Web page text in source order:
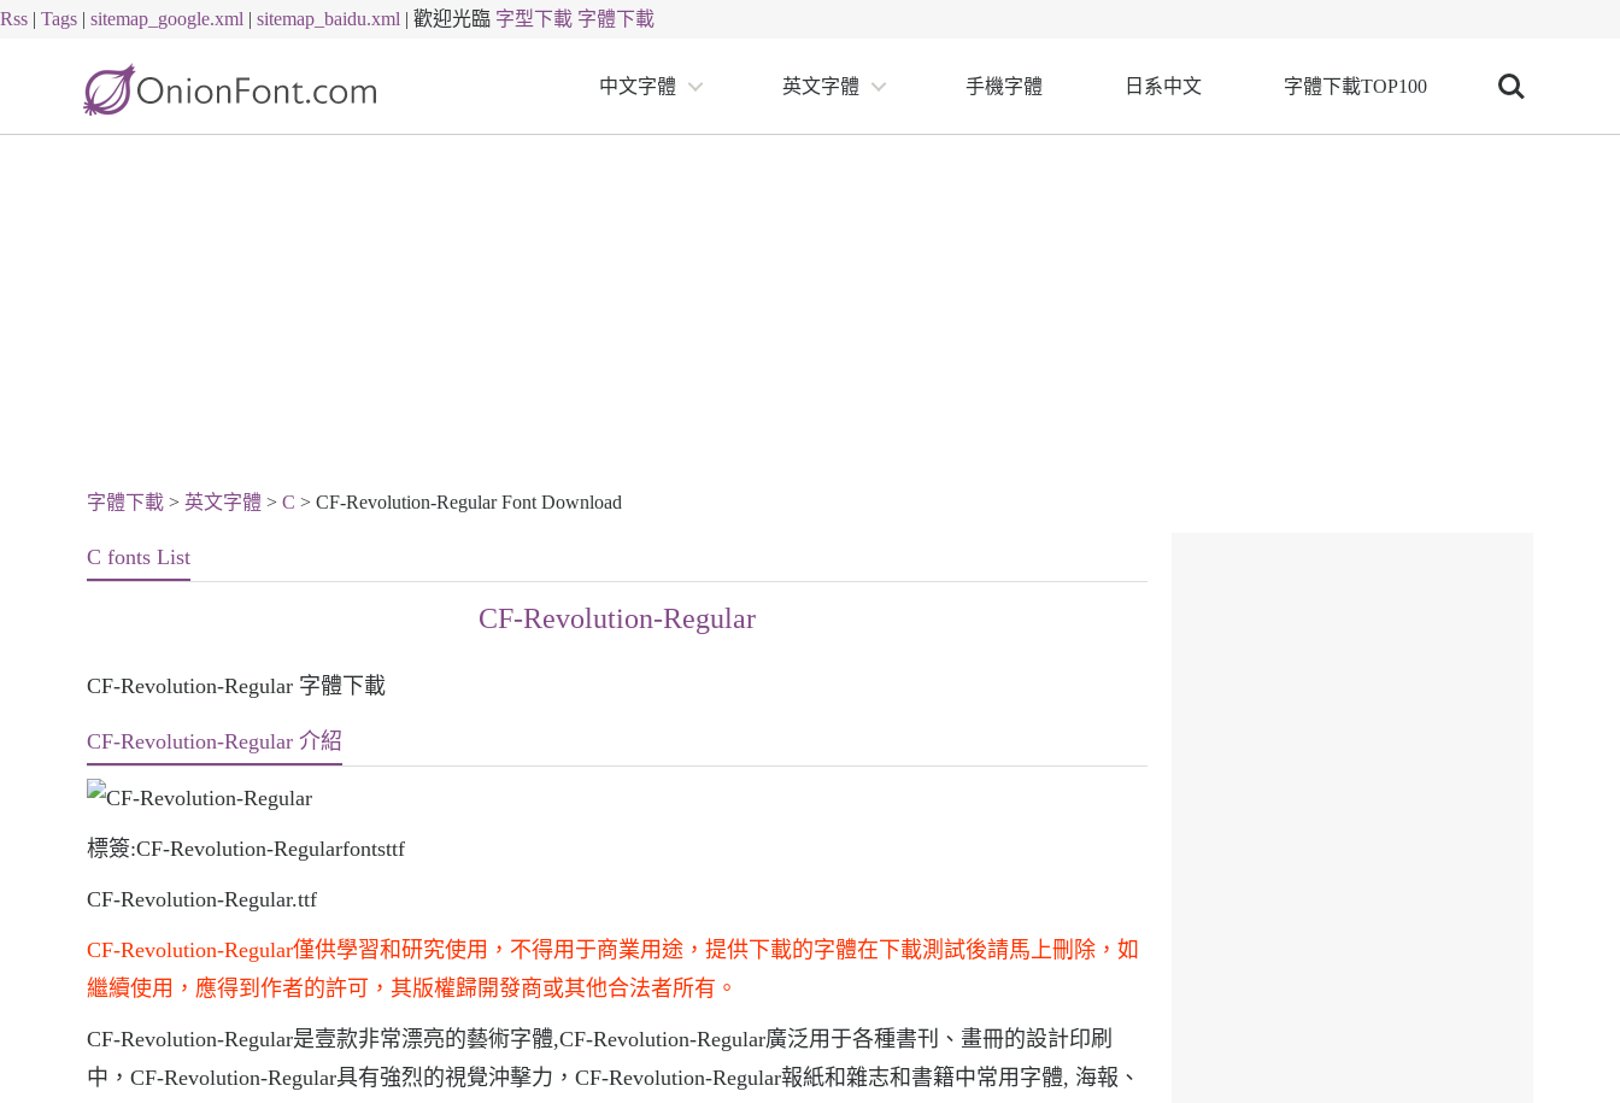
Rss | Tags | sitemap_google.xml | sitemap_baidu.xml | 歡迎光臨 字型下載 字體下載
中文字體 英文字體 手機字體 日系中文 字體下載TOP100
字體下載 > 英文字體 > C > CF-Revolution-Regular Font Download
C fonts List
CF-Revolution-Regular
CF-Revolution-Regular 字體下載
CF-Revolution-Regular 介紹
標簽:CF-Revolution-Regularfontsttf
CF-Revolution-Regular.ttf
CF-Revolution-Regular僅供學習和研究使用，不得用于商業用途，提供下載的字體在下載測試後請馬上刪除，如
繼續使用，應得到作者的許可，其版權歸開發商或其他合法者所有。
CF-Revolution-Regular是壹款非常漂亮的藝術字體,CF-Revolution-Regular廣泛用于各種書刊、畫冊的設計印刷
中，CF-Revolution-Regular具有強烈的視覺沖擊力，CF-Revolution-Regular報紙和雜志和書籍中常用字體, 海報、